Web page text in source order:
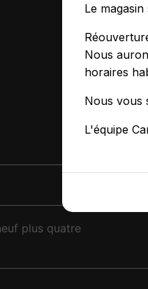
Le
Nous
horaires
Nous vous
L'équipe
plus quatre